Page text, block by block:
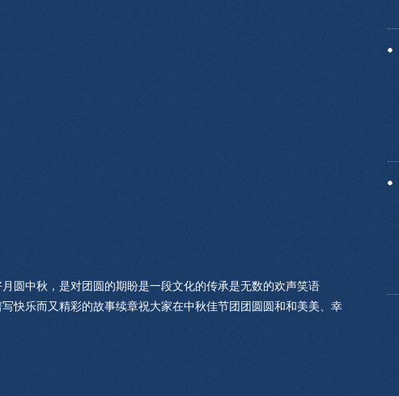
圆中秋，是对团圆的期盼是一段文化的传承是无数的欢声笑语
快乐而又精彩的故事续章祝大家在中秋佳节团团圆圆和和美美、幸